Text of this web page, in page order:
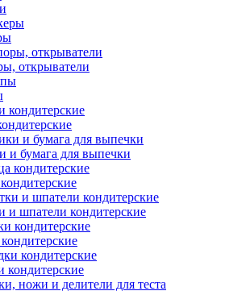
открыватели
и бумага для выпечки
и шпатели кондитерские
кондитерские